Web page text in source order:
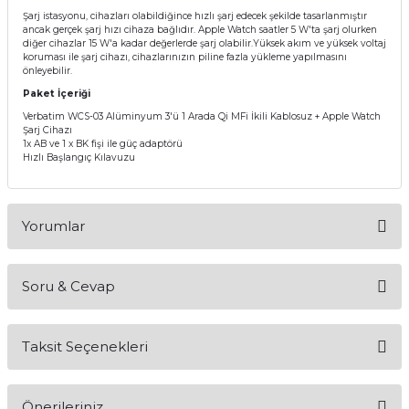
Şarj istasyonu, cihazları olabildiğince hızlı şarj edecek şekilde tasarlanmıştır
ancak gerçek şarj hızı cihaza bağlıdır. Apple Watch saatler 5 W'ta şarj olurken
diğer cihazlar 15 W'a kadar değerlerde şarj olabilir.Yüksek akım ve yüksek voltaj
koruması ile şarj cihazı, cihazlarınızın piline fazla yükleme yapılmasını
önleyebilir.
Paket İçeriği
Verbatim WCS-03 Alüminyum 3'ü 1 Arada Qi MFi İkili Kablosuz + Apple Watch
Şarj Cihazı
1x AB ve 1 x BK fişi ile güç adaptörü
Hızlı Başlangıç Kılavuzu
Yorumlar
Soru & Cevap
Taksit Seçenekleri